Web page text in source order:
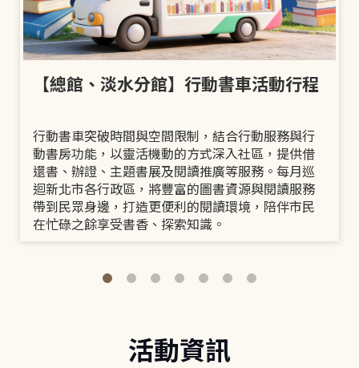
【總館、淡水分館】行動書車活動行程
行動書車突破時間與空間限制，結合行動服務與行
動書房功能，以靈活機動的方式深入社區，提供借
還書、辦證、主題書展及閱讀推廣等服務。每月巡
迴新北市各行政區，將豐富的圖書資源與閱讀服務
帶到民眾身邊，打造更便利的閱讀環境，陪伴市民
在忙碌之餘享受書香、探索知識。
活動資訊